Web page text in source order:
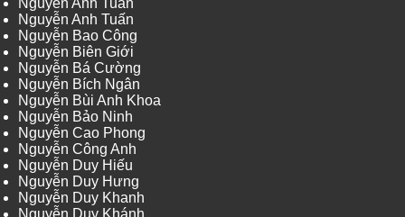
Nguyễn Anh Tuấn
Nguyễn Anh Tuấn
Nguyễn Bao Công
Nguyễn Biên Giới
Nguyễn Bá Cường
Nguyễn Bích Ngân
Nguyễn Bùi Anh Khoa
Nguyễn Bảo Ninh
Nguyễn Cao Phong
Nguyễn Công Anh
Nguyễn Duy Hiếu
Nguyễn Duy Hưng
Nguyễn Duy Khanh